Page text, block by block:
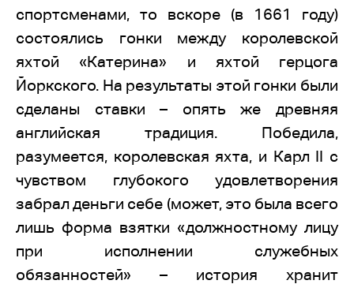
спортсменами, то вскоре (в 1661 году)
состоялись гонки между королевской
яхтой «Катерина» и яхтой герцога
Йоркского. На результаты этой гонки были
сделаны ставки – опять же древняя
английская традиция. Победила,
разумеется, королевская яхта, и Карл II с
чувством глубокого удовлетворения
забрал деньги себе (может, это была всего
лишь форма взятки «должностному лицу
при исполнении служебных
обязанностей» – история хранит